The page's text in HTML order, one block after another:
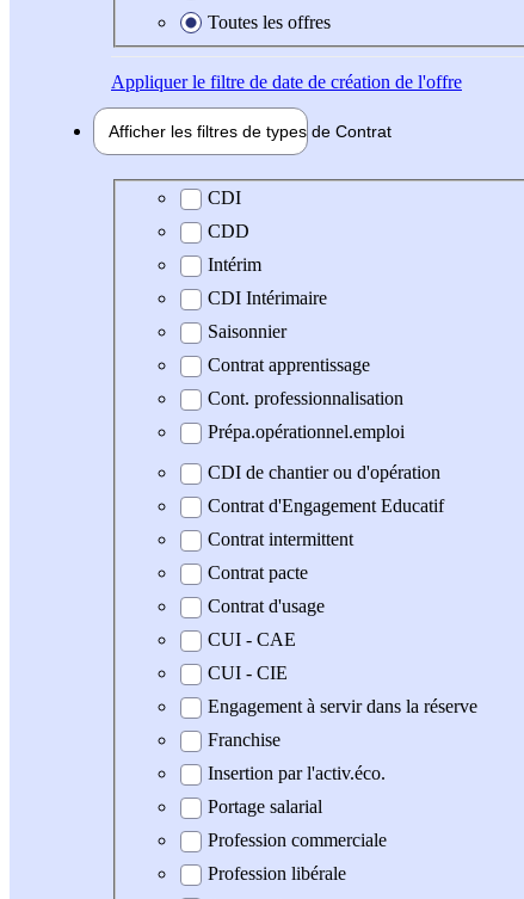
Toutes les offres
Appliquerle filtre de date de création de l'offre
Afficher les filtres de types de Contrat
Type de contrat
CDI
CDD
Intérim
CDI Intérimaire
Saisonnier
Contrat apprentissage
Cont. professionnalisation
Prépa.opérationnel.emploi
CDI de chantier ou d'opération
Contrat d'Engagement Educatif
Contrat intermittent
Contrat pacte
Contrat d'usage
CUI - CAE
CUI - CIE
Engagement à servir dans la réserve
Franchise
Insertion par l'activ.éco.
Portage salarial
Profession commerciale
Profession libérale